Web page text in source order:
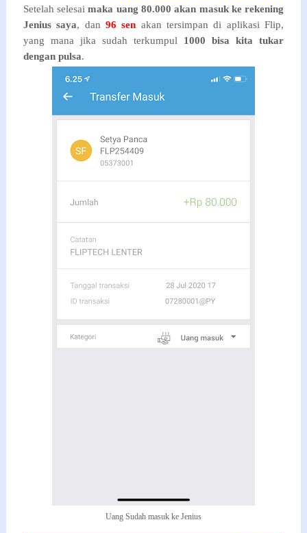
Setelah selesaimaka uang 80.000 akan masuk ke rekening
Jenius saya, dan 96 sen akan tersimpan di aplikasi Flip,
yang mana jika sudah terkumpul 1000 bisa kita tukar
dengan pulsa.
Uang Sudah masuk ke Jenius